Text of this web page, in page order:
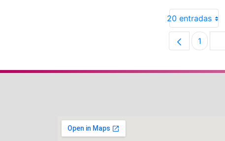
20 entradas
Página
1